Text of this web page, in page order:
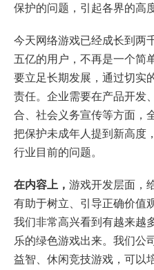
保护的问题，引起各界的高
今天网络游戏已经成长到两
五亿的用户，不再是一个简
要立足长期发展，通过切实
责任。企业需要在产品开发
合、社会义务宣传等方面，
把保护未成年人提到新高度
行业目前的问题。
在内容上， 游戏开发层面，
有助于树立、引导正确价值
我们非常高兴看到有越来越
乐的绿色游戏出来。我们公
益智、休闲竞技游戏，可以